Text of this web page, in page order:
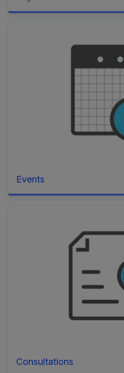
Events
Consultations